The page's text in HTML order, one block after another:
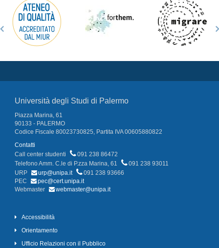
Università degli Studi di Palermo
Piazza Marina, 61
90133 - PALERMO
Codice Fiscale 80023730825, Partita IVA 00605880822
Contatti
Call center studenti
091 238 86472
Telefono Amm. C.le di P.zza Marina, 61
091 238 93011
URP
urp@unipa.it
091 238 93666
PEC
pec@cert.unipa.it
Webmaster
webmaster@unipa.it
Accessibilità
Orientamento
Ufficio Relazioni con il Pubblico